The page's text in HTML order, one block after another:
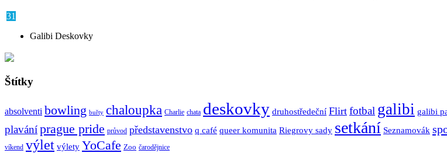
31
Galibi Deskovky
Štítky
absolventi bowling buřty chaloupka Charlie chata deskovky druhostředeční Flirt fotbal galibi galibi
plaváníprague pride průvod představenstvo q café queer komunita Riegrovy sady setkání Seznamovák
víkend výlet výlety YoCafe Zoo čarodějnice